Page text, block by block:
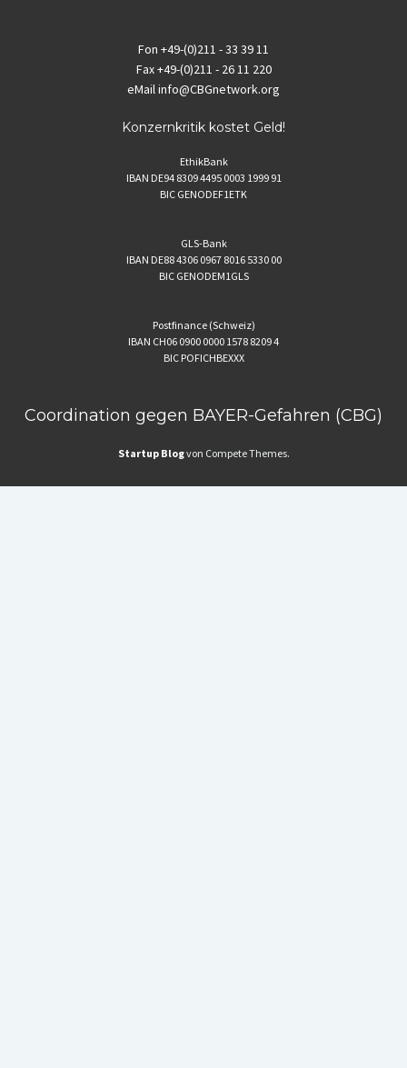
Fon +49-(0)211 - 33 39 11
Fax+49-(0)211 - 26 11 220
eMailinfo@CBGnetwork.org
Konzernkritik kostet Geld!
EthikBank
IBAN DE94 8309 4495 0003 1999 91
BIC GENODEF1ETK
GLS-Bank
IBAN DE88 4306 0967 8016 5330 00
BIC GENODEM1GLS
Postfinance (Schweiz)
IBAN CH06 0900 0000 1578 8209 4
BIC POFICHBEXXX
Coordination gegen BAYER-Gefahren (CBG)
Startup Blogvon Compete Themes.